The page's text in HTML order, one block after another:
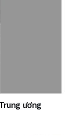
ương